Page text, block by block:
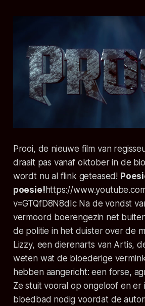
Prooi, de nieuwe film van
draait pas vanaf oktober in de
wordt nu al flink geteased!
poesie!https://
v=GTQfD8N8dIc Na de vondst
vermoord boerengezin net
de politie in het duister over de
Lizzy, een dierenarts van Artis,
weten wat de bloederige
hebben aangericht: een forse,
Ze stuit vooral op ongeloof en er
bloedbad nodig voordat de